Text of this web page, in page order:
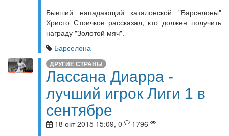
Бывший нападающий каталонской "Барселоны"
Христо Стоичков рассказал, кто должен получить
награду "Золотой мяч".
Барселона
ДРУГИЕ СТРАНЫ
Лассана Диарра -
лучший игрок Лиги 1 в
сентябре
18 окт 2015 15:09, 0
1796